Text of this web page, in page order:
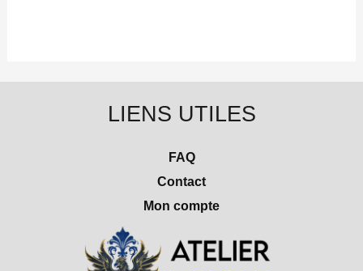
LIENS UTILES
FAQ
Contact
Mon compte